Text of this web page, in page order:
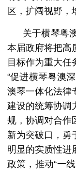
区，扩阔视野，
关于横琴粤
本届政府将把高
目标作为重大任
“促进横琴粤澳
澳琴一体化法律
建设的统筹协调
规，协调对合作
新为突破口，勇
明显的实质性进
政策，推动“一